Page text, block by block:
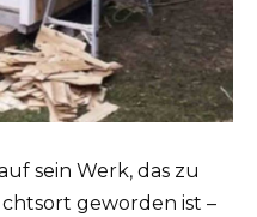
sein Werk, das zu
geworden ist –